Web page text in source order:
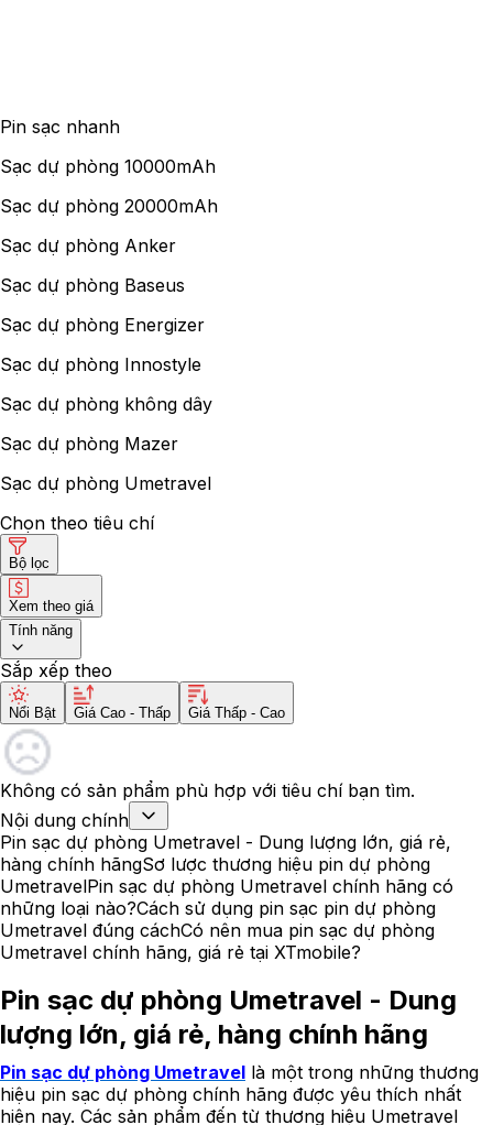
Pin sạc nhanh
Sạc dự phòng 10000mAh
Sạc dự phòng 20000mAh
Sạc dự phòng Anker
Sạc dự phòng Baseus
Sạc dự phòng Energizer
Sạc dự phòng Innostyle
Sạc dự phòng không dây
Sạc dự phòng Mazer
Sạc dự phòng Umetravel
Chọn theo tiêu chí
Bộ lọc
Xem theo giá
Tính năng
Sắp xếp theo
Nổi Bật Giá Cao - Thấp Giá Thấp - Cao
Không có sản phẩm phù hợp với tiêu chí bạn tìm.
Nội dung chính
Pin sạc dự phòng Umetravel - Dung lượng lớn, giá rẻ,
hàng chính hãngSơ lược thương hiệu pin dự phòng
UmetravelPin sạc dự phòng Umetravel chính hãng có
những loại nào?Cách sử dụng pin sạc pin dự phòng
Umetravel đúng cáchCó nên mua pin sạc dự phòng
Umetravel chính hãng, giá rẻ tại XTmobile?
Pin sạc dự phòng Umetravel - Dung
lượng lớn, giá rẻ, hàng chính hãng
Pin sạc dự phòng Umetravel là một trong những thương
hiệu pin sạc dự phòng chính hãng được yêu thích nhất
hiện nay. Các sản phẩm đến từ thương hiệu Umetravel